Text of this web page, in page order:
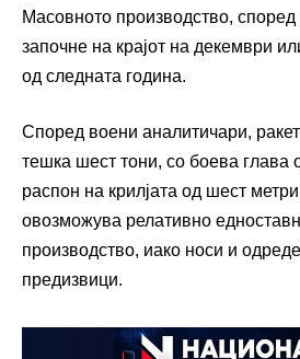
Масовното производство, според
започне на крајот на декември
од следната година.
Според воени аналитичари,
тешка шест тони, со боева глава
распон на крилјата од шест
овозможува релативно
производство, иако носи и
предизвици.